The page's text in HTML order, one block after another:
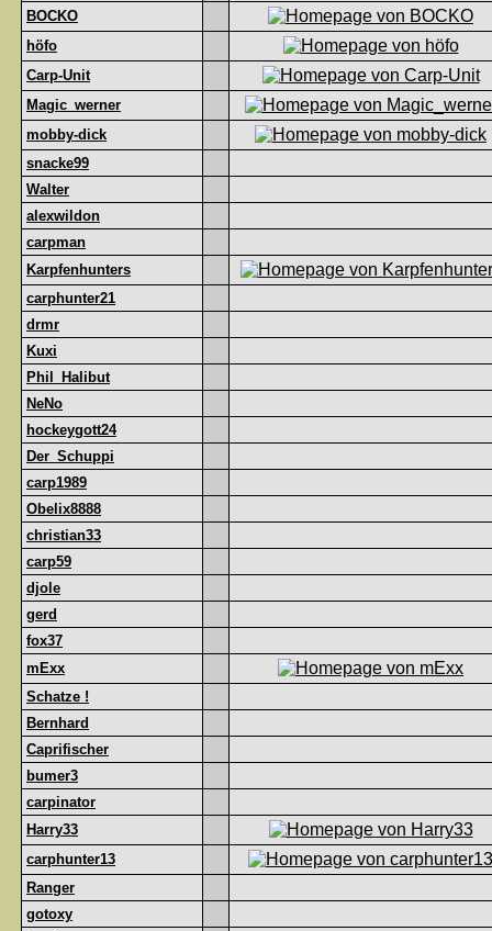
BOCKO
höfo
Carp-Unit
Magic_werner
mobby-dick
snacke99
Walter
alexwildon
carpman
Karpfenhunters
carphunter21
drmr
Kuxi
Phil_Halibut
NeNo
hockeygott24
Der_Schuppi
carp1989
Obelix8888
christian33
carp59
djole
gerd
fox37
mExx
Schatze !
Bernhard
Caprifischer
bumer3
carpinator
Harry33
carphunter13
Ranger
gotoxy